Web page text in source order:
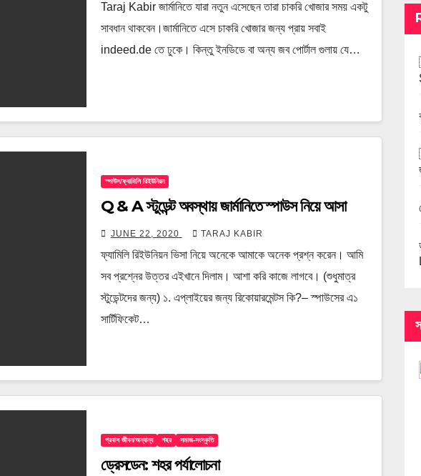
Taraj Kabir জার্মানিতে যারা নতুন এসেছেন তারা চাকরি খোজার সময় একটু
সাবধান থাকবেন।জার্মানিতে এসে চাকরি খোজার জন্য প্রায় সবাই
indeed.de তে ঢুকে। কিন্তু ইনডিডে বা অন্য জব পোর্টাল গুলায় যে…
স্পাউস/ফ্যামিলি রিইউনিয়ন
Q & A স্টুডেন্ট অবস্থায় জার্মানিতে স্পাউস নিয়ে আসা
JUNE 22, 2020 TARAJ KABIR
ফ্যামিলি রিইউনিয়ন ভিসা নিয়ে অনেকে আমাকে অনেক প্রশ্ন করেন। আমি
সব প্রশ্নের উত্তর এইখানে দিলাম। আশা করি কাজে লাগবে। (শুধুমাত্র
স্টুডেন্টদের জন্য) ১. এপ্লাইয়ের জন্য রিকোয়ারমেন্টস কি?– স্পাউসের এ১
সার্টিফিকেট…
প্রবাস জীবন/অন্যান্য শহর সমাজ-সংস্কৃতি
ড্রেসডেন: শহর পর্যালোচনা